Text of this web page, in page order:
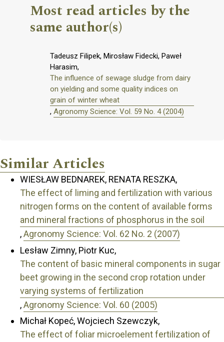
Most read articles by the
same author(s)
Tadeusz Filipek, Mirosław Fidecki, Paweł
Harasim,
The influence of sewage sludge from dairy
on yielding and some quality indices on
grain of winter wheat
, Agronomy Science: Vol. 59 No. 4 (2004)
Similar Articles
WIESŁAW BEDNAREK, RENATA RESZKA,
The effect of liming and fertilization with various
nitrogen forms on the content of available forms
and mineral fractions of phosphorus in the soil
,Agronomy Science: Vol. 62 No. 2 (2007)
Lesław Zimny, Piotr Kuc,
The content of basic mineral components in sugar
beet growing in the second crop rotation under
varying systems of fertilization
,Agronomy Science: Vol. 60 (2005)
Michał Kopeć, Wojciech Szewczyk,
The effect of foliar microelement fertilization of